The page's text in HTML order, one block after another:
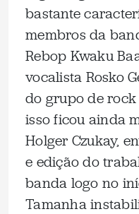
bastante
membros da
Rebop Kwaku
vocalista Rosko
do grupo de
isso ficou ainda
Holger Czukay,
e edição do
banda logo no
Tamanha